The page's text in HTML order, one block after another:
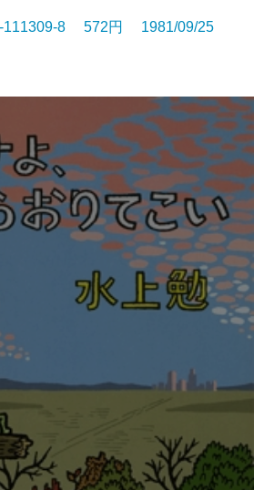
111309-8 572円 1981/09/25